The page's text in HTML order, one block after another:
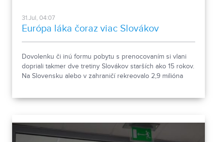
31.Jul, 04:07
Európa láka čoraz viac Slovákov
Dovolenku či inú formu pobytu s prenocovaním si vlani
dopriali takmer dve tretiny Slovákov starších ako 15 rokov.
Na Slovensku alebo v zahraničí rekreovalo 2,9 milióna